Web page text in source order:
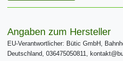
Angaben zum Hersteller
EU-Verantwortlicher: Bütic GmbH,
Deutschland, 036475050811,